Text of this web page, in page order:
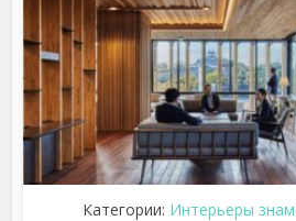
Категории: Интерьеры